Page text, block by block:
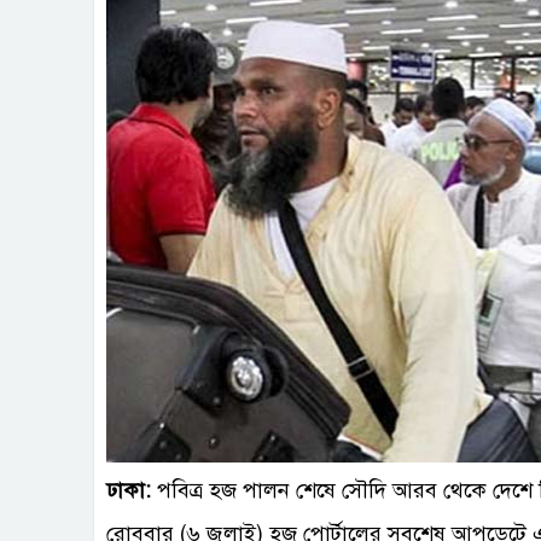
ছবি :
ঢাকা: পবিত্র হজ পালন শেষে সৌদি আরব থেকে
রোববার (৬ জুলাই) হজ পোর্টালের সবশেষ আপডেটে